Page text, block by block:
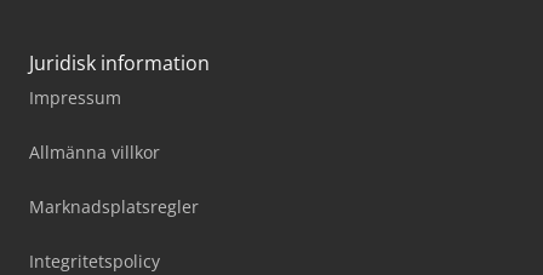
Juridisk information
Impressum
Allmänna villkor
Marknadsplatsregler
Integritetspolicy